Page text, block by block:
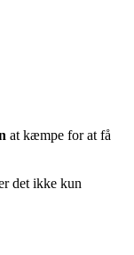
at kæmpe for at få
det ikke kun